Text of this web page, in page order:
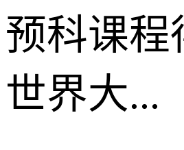
预科课程
世界大...